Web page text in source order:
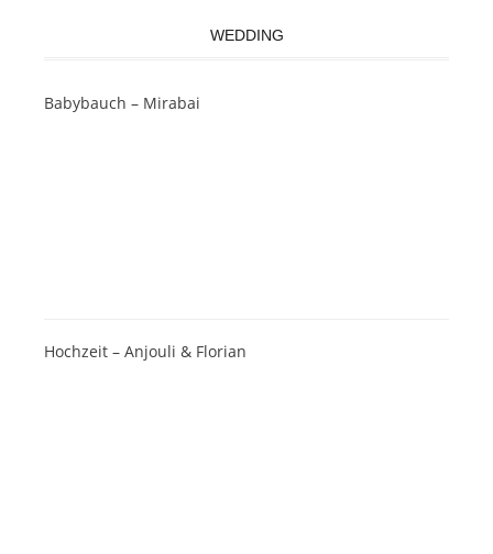
WEDDING
Babybauch – Mirabai
Hochzeit – Anjouli & Florian